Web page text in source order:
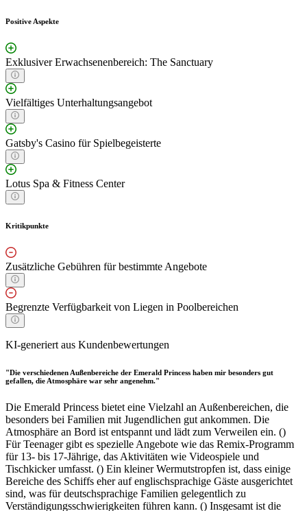
Positive Aspekte
Exklusiver Erwachsenenbereich: The Sanctuary
Vielfältiges Unterhaltungsangebot
Gatsby's Casino für Spielbegeisterte
Lotus Spa & Fitness Center
Kritikpunkte
Zusätzliche Gebühren für bestimmte Angebote
Begrenzte Verfügbarkeit von Liegen in Poolbereichen
KI-generiert aus Kundenbewertungen
"Die verschiedenen Außenbereiche der Emerald Princess haben mir besonders gut
gefallen, die Atmosphäre war sehr angenehm."
Die Emerald Princess bietet eine Vielzahl an Außenbereichen, die
besonders bei Familien mit Jugendlichen gut ankommen. Die
Atmosphäre an Bord ist entspannt und lädt zum Verweilen ein. ()
Für Teenager gibt es spezielle Angebote wie das Remix-Programm
für 13- bis 17-Jährige, das Aktivitäten wie Videospiele und
Tischkicker umfasst. () Ein kleiner Wermutstropfen ist, dass einige
Bereiche des Schiffs eher auf englischsprachige Gäste ausgerichtet
sind, was für deutschsprachige Familien gelegentlich zu
Verständigungsschwierigkeiten führen kann. () Insgesamt ist die